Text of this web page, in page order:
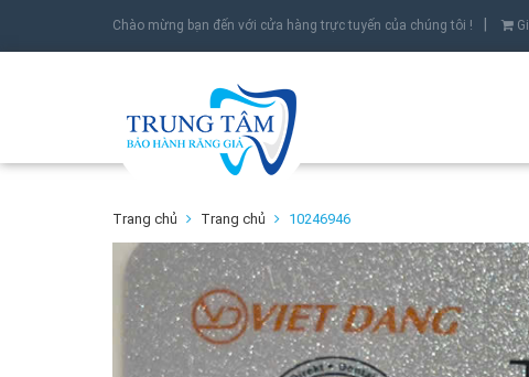
Chào mừng bạn đến với cửa hàng trực tuyến của chúng tôi !
Trang chủ Trang chủ 10246946